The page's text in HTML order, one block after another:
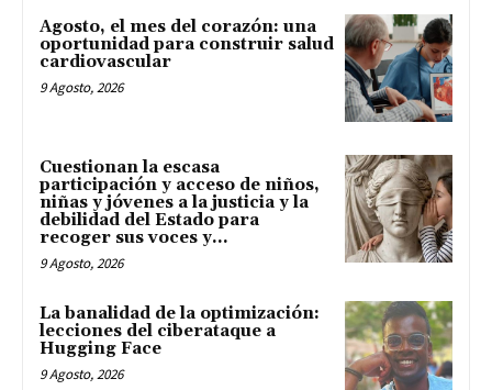
Agosto, el mes del corazón: una
oportunidad para construir salud
cardiovascular
9 Agosto, 2026
Cuestionan la escasa
participación y acceso de niños,
niñas y jóvenes a la justicia y la
debilidad del Estado para
recoger sus voces y...
9 Agosto, 2026
La banalidad de la optimización:
lecciones del ciberataque a
Hugging Face
9 Agosto, 2026